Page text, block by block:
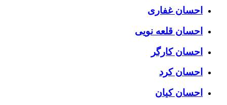
احسان غفاری
احسان قلعه نویی
احسان کارگر
احسان کرد
احسان کیان